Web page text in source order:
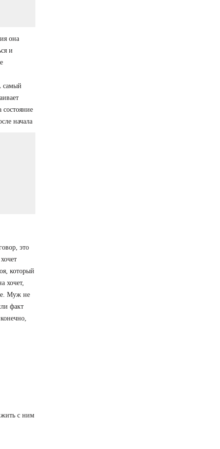
она
и
самый
состояние
начала
это
который
хочет,
Муж не
факт
жить с ним